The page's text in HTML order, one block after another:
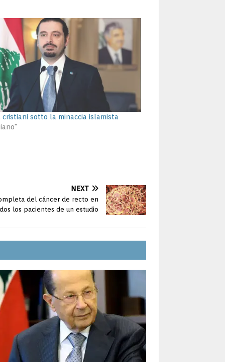
cristiani sotto la minaccia islamista
NEXT
del cáncer de recto en
los pacientes de un estudio